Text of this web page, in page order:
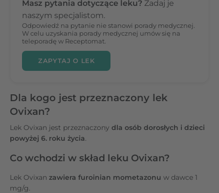
Masz pytania dotyczące leku? Zadaj je
naszym specjalistom.
Odpowiedź na pytanie nie stanowi porady medycznej.
W celu uzyskania porady medycznej umów się na
teleporadę w Receptomat.
ZAPYTAJ O LEK
Dla kogo jest przeznaczony lek
Ovixan?
Lek Ovixan jest przeznaczony dla osób dorosłych i dzieci
powyżej 6. roku życia.
Co wchodzi w skład leku Ovixan?
Lek Ovixan zawiera furoinian mometazonu w dawce 1
mg/g.